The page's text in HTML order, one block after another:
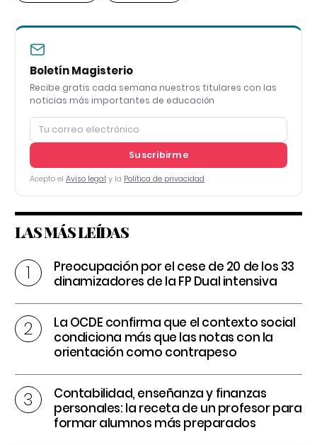
Boletín Magisterio
Recibe gratis cada semana nuestros titulares con las
noticias más importantes de educación
Suscribirme
Acepto el Aviso legal y la Política de privacidad
LAS MÁS LEÍDAS
Preocupación por el cese de 20 de los 33
dinamizadores de la FP Dual intensiva
La OCDE confirma que el contexto social
condiciona más que las notas con la
orientación como contrapeso
Contabilidad, enseñanza y finanzas
personales: la receta de un profesor para
formar alumnos más preparados